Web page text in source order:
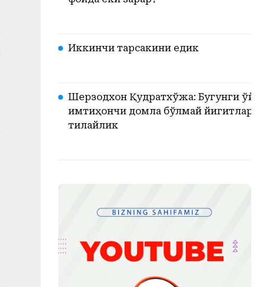
Иккинчи тарсакини едик
Шерзодхон Қудратхўжа: Бугунги
имтиҳончи домла бўлмай
тилайлик